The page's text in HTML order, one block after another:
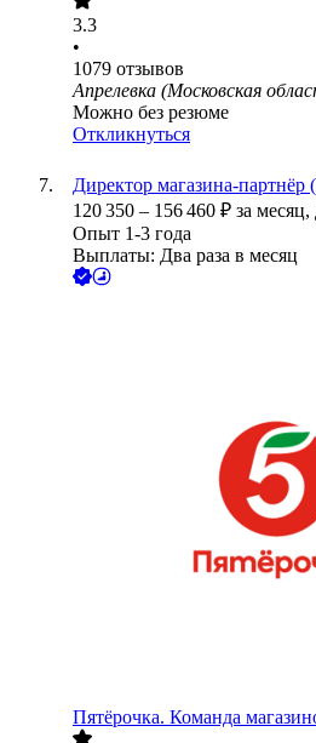
3.3
•
1079 отзывов
Апрелевка (Московская
Можно без резюме
Откликнуться
Директор магазина-
120 350 – 156 460 ₽ за месяц,
Опыт 1-3 года
Выплаты: Два раза в месяц
Пятёрочка. Команда